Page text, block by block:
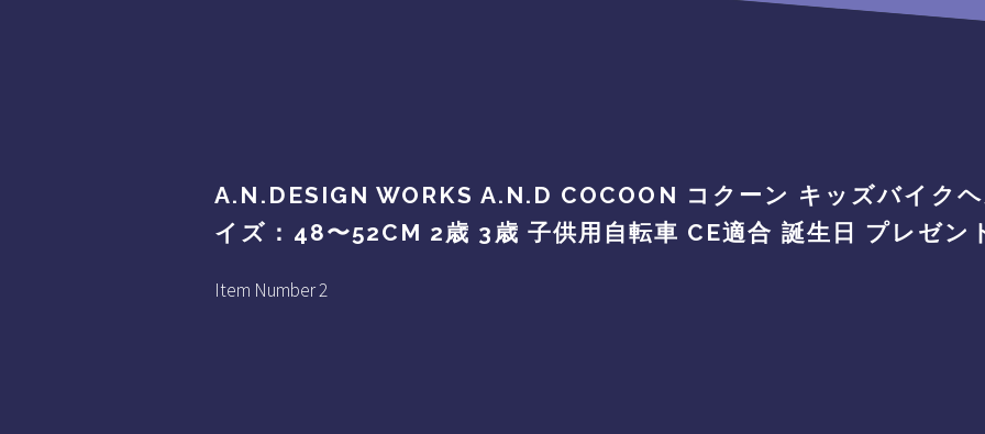
A.N.DESIGN WORKS A.N.D COCOON コクーン キッズバイク
イズ：48〜52CM 2歳 3歳 子供用自転車 CE適合 誕生日 プレゼン
Item Number 2